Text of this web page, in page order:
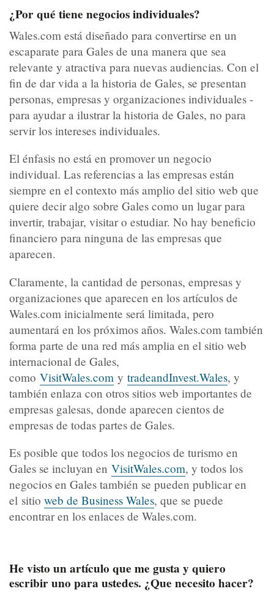
¿Por qué tiene negocios individuales?
Wales.com está diseñado para convertirse en un
escaparate para Gales de una manera que sea
relevante y atractiva para nuevas audiencias. Con el
fin de dar vida a la historia de Gales, se presentan
personas, empresas y organizaciones individuales -
para ayudar a ilustrar la historia de Gales, no para
servir los intereses individuales.
El énfasis no está en promover un negocio
individual. Las referencias a las empresas están
siempre en el contexto más amplio del sitio web que
quiere decir algo sobre Gales como un lugar para
invertir, trabajar, visitar o estudiar. No hay beneficio
financiero para ninguna de las empresas que
aparecen.
Claramente, la cantidad de personas, empresas y
organizaciones que aparecen en los artículos de
Wales.com inicialmente será limitada, pero
aumentará en los próximos años. Wales.com también
forma parte de una red más amplia en el sitio web
internacional de Gales,
como VisitWales.com y tradeandInvest.Wales, y
también enlaza con otros sitios web importantes de
empresas galesas, donde aparecen cientos de
empresas de todas partes de Gales.
Es posible que todos los negocios de turismo en
Gales se incluyan en VisitWales.com, y todos los
negocios en Gales también se pueden publicar en
el sitio web de Business Wales, que se puede
encontrar en los enlaces de Wales.com.
He visto un artículo que me gusta y quiero
escribir uno para ustedes. ¿Que necesito hacer?